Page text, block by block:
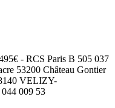
- RCS Paris B 505 037
53200 Château Gontier
VELIZY-
009 53